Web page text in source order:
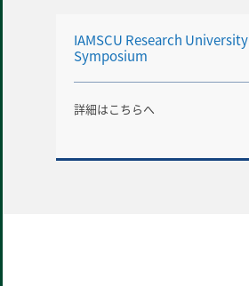
IAMSCU Research University
Symposium
詳細はこちらへ